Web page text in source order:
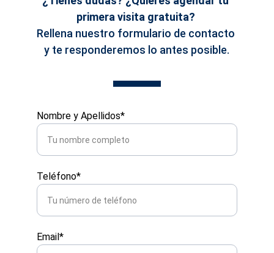
Nombre y Apellidos*
Teléfono*
Email*
primera visita gratuita?
Rellena nuestro formulario de contacto
y te responderemos lo antes posible.